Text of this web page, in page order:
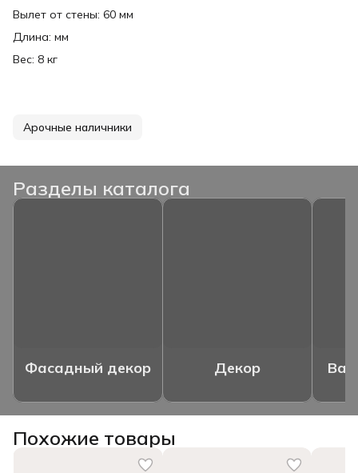
Вылет от стены: 60 мм
Длина: мм
Вес: 8 кг
Арочные наличники
Разделы каталога
Фасадный декор Декор
Похожие товары